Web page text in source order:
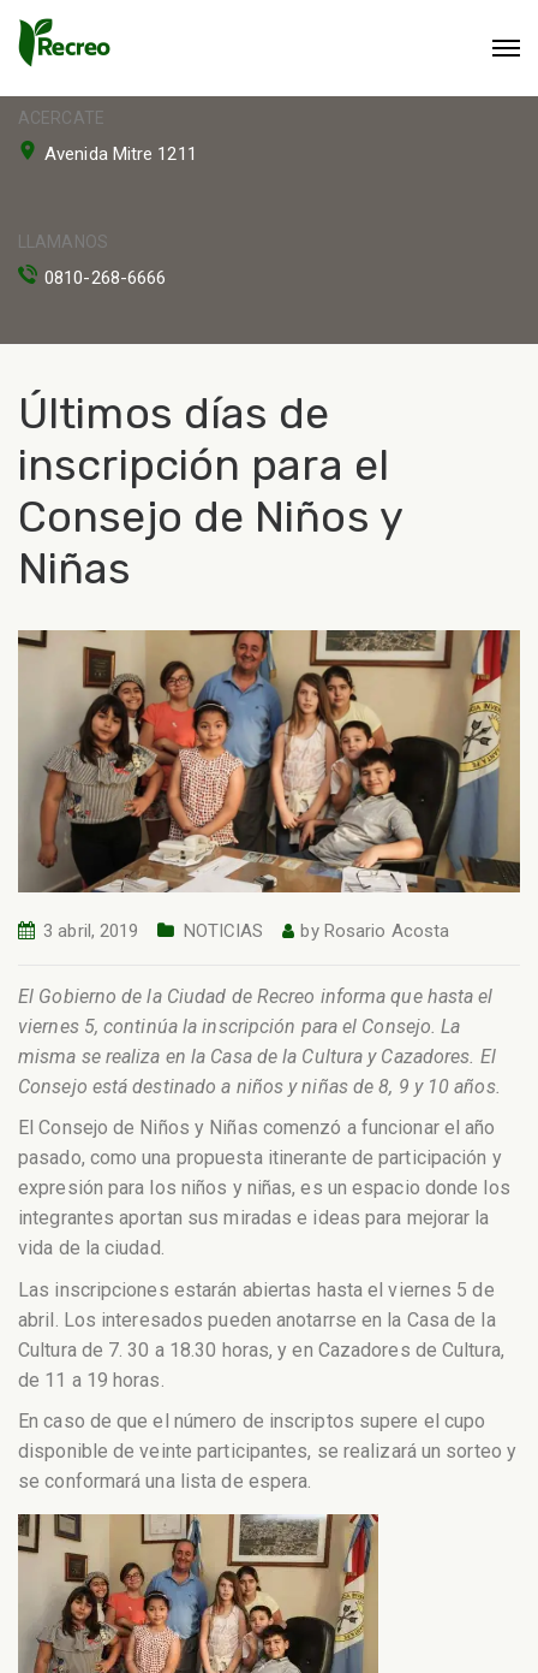
ACERCATE
Avenida Mitre 1211
LLAMANOS
0810-268-6666
Últimos días de
inscripción para el
Consejo de Niños y
Niñas
3 abril, 2019 NOTICIAS by Rosario Acosta
El Gobierno de la Ciudad de Recreo informa que hasta el
viernes 5, continúa la inscripción para el Consejo. La
misma se realiza en la Casa de la Cultura y Cazadores. El
Consejo está destinado a niños y niñas de 8, 9 y 10 años.
El Consejo de Niños y Niñas comenzó a funcionar el año
pasado, como una propuesta itinerante de participación y
expresión para los niños y niñas, es un espacio donde los
integrantes aportan sus miradas e ideas para mejorar la
vida de la ciudad.
Las inscripciones estarán abiertas hasta el viernes 5 de
abril. Los interesados pueden anotarrse en la Casa de la
Cultura de 7. 30 a 18.30 horas, y en Cazadores de Cultura,
de 11 a 19 horas.
En caso de que el número de inscriptos supere el cupo
disponible de veinte participantes, se realizará un sorteo y
se conformará una lista de espera.